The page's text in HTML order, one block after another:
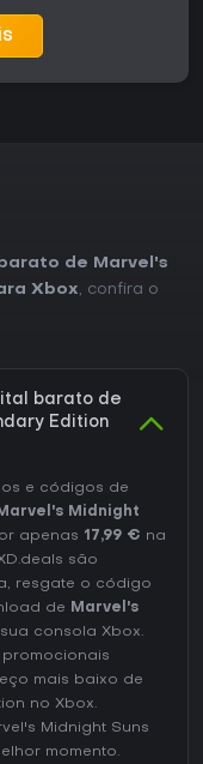
de Marvel's
Xbox, confira o
barato de
Edition
e códigos de
Marvel's Midnight
apenas 17,99 € na
são
resgate o código
de
Marvel's
consola Xbox.
mais baixo de
no Xbox.
Midnight Suns
momento.